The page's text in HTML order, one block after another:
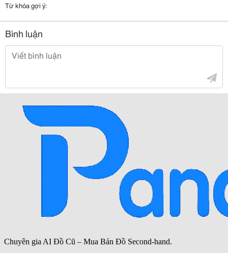
Từ khóa gợi ý:
Bình luận